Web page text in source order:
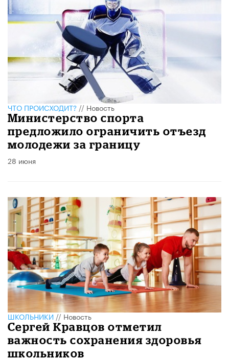
ЧТО ПРОИСХОДИТ? // Новость
Министерство спорта
предложило ограничить отъезд
молодежи за границу
28 июня
ШКОЛЬНИКИ//Новость
Сергей Кравцов отметил
важность сохранения здоровья
школьников